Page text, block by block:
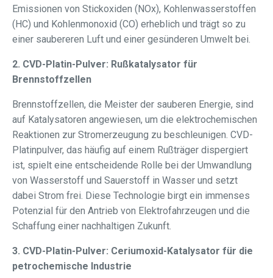
Emissionen von Stickoxiden (NOx), Kohlenwasserstoffen
(HC) und Kohlenmonoxid (CO) erheblich und trägt so zu
einer saubereren Luft und einer gesünderen Umwelt bei.
2. CVD-Platin-Pulver: Rußkatalysator für
Brennstoffzellen
Brennstoffzellen, die Meister der sauberen Energie, sind
auf Katalysatoren angewiesen, um die elektrochemischen
Reaktionen zur Stromerzeugung zu beschleunigen. CVD-
Platinpulver, das häufig auf einem Rußträger dispergiert
ist, spielt eine entscheidende Rolle bei der Umwandlung
von Wasserstoff und Sauerstoff in Wasser und setzt
dabei Strom frei. Diese Technologie birgt ein immenses
Potenzial für den Antrieb von Elektrofahrzeugen und die
Schaffung einer nachhaltigen Zukunft.
3. CVD-Platin-Pulver: Ceriumoxid-Katalysator für die
petrochemische Industrie